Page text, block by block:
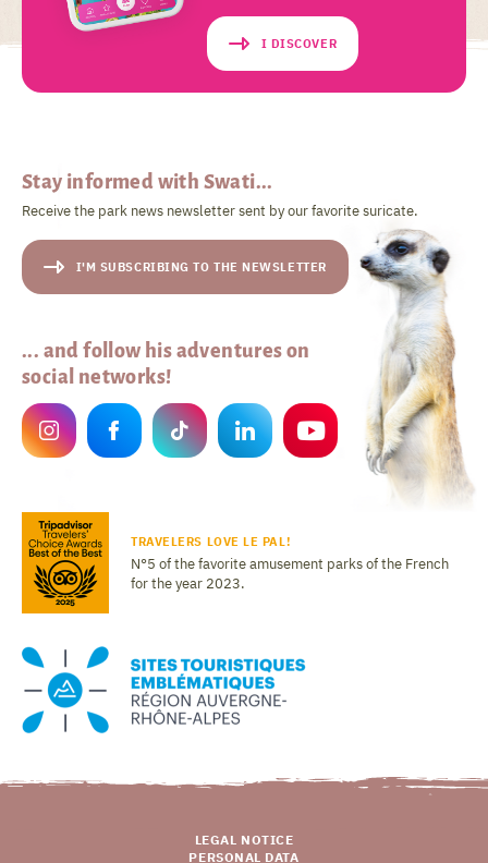
I DISCOVER
Stay informed with Swati...
Receive the park news newsletter sent by our favorite suricate.
I'M SUBSCRIBING TO THE NEWSLETTER
... and follow his adventures on
social networks!
TRAVELERS LOVE LE PAL!
N°5 of the favorite amusement parks of the French
for the year 2023.
LEGAL NOTICE
PERSONAL DATA